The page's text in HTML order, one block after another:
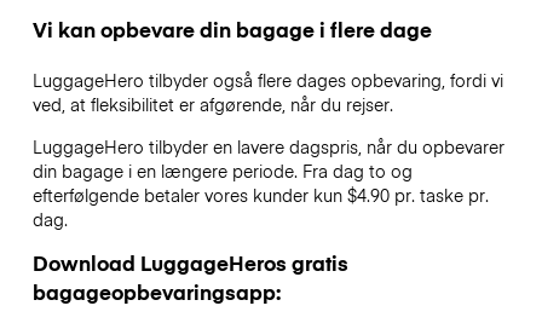
Vi kan opbevare din bagage i flere dage
LuggageHero tilbyder også flere dages opbevaring, fordi vi
ved, at fleksibilitet er afgørende, når du rejser.
LuggageHero tilbyder en lavere dagspris, når du opbevarer
din bagage i en længere periode. Fra dag to og
efterfølgende betaler vores kunder kun $4.90 pr. taske pr.
dag.
Download LuggageHeros gratis
bagageopbevaringsapp: